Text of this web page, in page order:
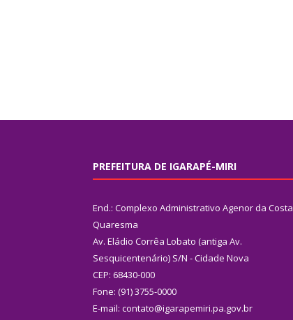
PREFEITURA DE IGARAPÉ-MIRI
End.: Complexo Administrativo Agenor da Costa
Quaresma
Av. Eládio Corrêa Lobato (antiga Av.
Sesquicentenário) S/N - Cidade Nova
CEP: 68430-000
Fone: (91) 3755-0000
E-mail: contato@igarapemiri.pa.gov.br